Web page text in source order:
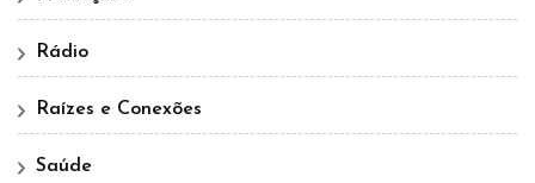
Rádio
Raízes e Conexões
Saúde